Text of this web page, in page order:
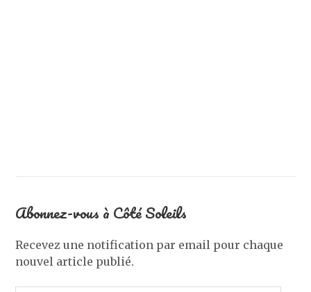
Abonnez-vous à Côté Soleils
Recevez une notification par email pour chaque
nouvel article publié.